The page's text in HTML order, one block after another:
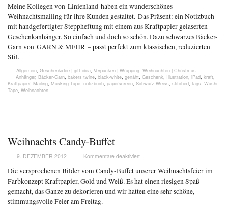
Meine Kollegen von Linienland haben ein wunderschönes
Weihnachtsmailing für ihre Kunden gestaltet. Das Präsent: ein Notizbuch
mit handgefertigter Steppheftung mit einem aus Kraftpapier gelaserten
Geschenkanhänger. So einfach und doch so schön. Dazu schwarzes Bäcker-
Garn von GARN & MEHR – passt perfekt zum klassischen, reduzierten
Stil.
Allgemein, Geschenkidee | gift idea, Verpacken | Wrapping, Weihnachten | Christmas
Anhänger, Bäcker-Garn, bakers twine, black-white, genäht, Geschenk, Illustration, iPad, kraft,
Kraftpapier, Mailing, Masking Tape, notizbuch, paperscreen, Schwarz-Weiss, stitched, tags, Washi-
Tape, Weihnachten
Weihnachts Candy-Buffet
9. DEZEMBER 2012 Kommentare deaktiviert
Die versprochenen Bilder vom Candy-Buffet unserer Weihnachtsfeier im
Farbkonzept Kraftpapier, Gold und Weiß. Es hat einen riesigen Spaß
gemacht, das Ganze zu dekorieren und wir hatten eine sehr schöne,
stimmungsvolle Feier am Freitag.